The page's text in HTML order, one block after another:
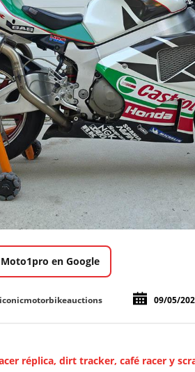
en Google
iconicmotorbikeauctions 09/05/
réplica, dirt tracker, café racer y